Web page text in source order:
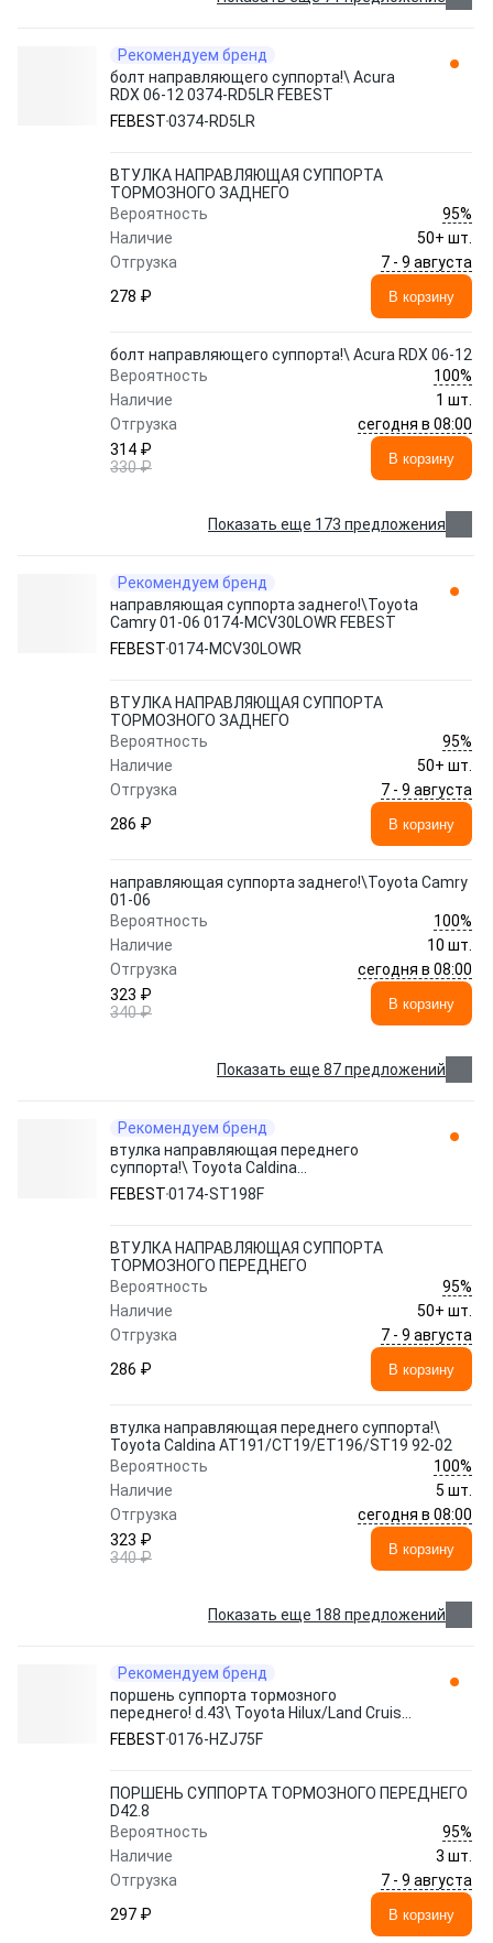
Рекомендуем бренд
болт направляющего суппорта!\ Acura
RDX 06-12 0374-RD5LR FEBEST
FEBEST0374-RD5LR
ВТУЛКА НАПРАВЛЯЮЩАЯ СУППОРТА
ТОРМОЗНОГО ЗАДНЕГО
Вероятность
95%
Наличие
50+ шт.
Отгрузка
7 - 9 августа
278 ₽
В корзину
болт направляющего суппорта!\ Acura RDX 06-12
Вероятность
100%
Наличие
1 шт.
Отгрузка
сегодня в 08:00
314 ₽
330 ₽
В корзину
Показать еще 173 предложения
Рекомендуем бренд
направляющая cуппорта заднего!\Toyota
Camry 01-06 0174-MCV30LOWR FEBEST
FEBEST0174-MCV30LOWR
ВТУЛКА НАПРАВЛЯЮЩАЯ СУППОРТА
ТОРМОЗНОГО ЗАДНЕГО
Вероятность
95%
Наличие
50+ шт.
Отгрузка
7 - 9 августа
286 ₽
В корзину
направляющая cуппорта заднего!\Toyota Camry
01-06
Вероятность
100%
Наличие
10 шт.
Отгрузка
сегодня в 08:00
323 ₽
340 ₽
В корзину
Показать еще 87 предложений
Рекомендуем бренд
втулка направляющая переднего
суппорта!\ Toyota Caldina
AT191/CT19/ET196/ST19 92-02 0174-
ST198F FEBEST
FEBEST0174-ST198F
ВТУЛКА НАПРАВЛЯЮЩАЯ СУППОРТА
ТОРМОЗНОГО ПЕРЕДНЕГО
Вероятность
95%
Наличие
50+ шт.
Отгрузка
7 - 9 августа
286 ₽
В корзину
втулка направляющая переднего суппорта!\
Toyota Caldina AT191/CT19/ET196/ST19 92-02
Вероятность
100%
Наличие
5 шт.
Отгрузка
сегодня в 08:00
323 ₽
340 ₽
В корзину
Показать еще 188 предложений
Рекомендуем бренд
поршень суппорта тормозного
переднего! d.43\ Toyota Hilux/Land Cruiser
89> 0176-HZJ75F FEBEST
FEBEST0176-HZJ75F
ПОРШЕНЬ СУППОРТА ТОРМОЗНОГО ПЕРЕДНЕГО
D42.8
Вероятность
95%
Наличие
3 шт.
Отгрузка
7 - 9 августа
297 ₽
В корзину